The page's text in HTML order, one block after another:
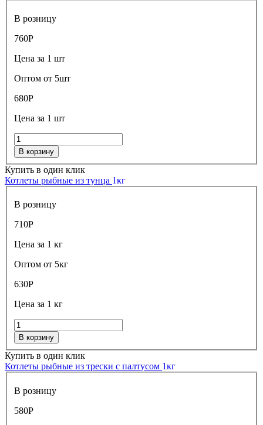
В розницу
760Р
Цена за 1 шт
Оптом от 5шт
680Р
Цена за 1 шт
В корзину
Купить в один клик
Котлеты рыбные из тунца 1кг
В розницу
710Р
Цена за 1 кг
Оптом от 5кг
630Р
Цена за 1 кг
В корзину
Купить в один клик
Котлеты рыбные из трески с палтусом 1кг
В розницу
580Р